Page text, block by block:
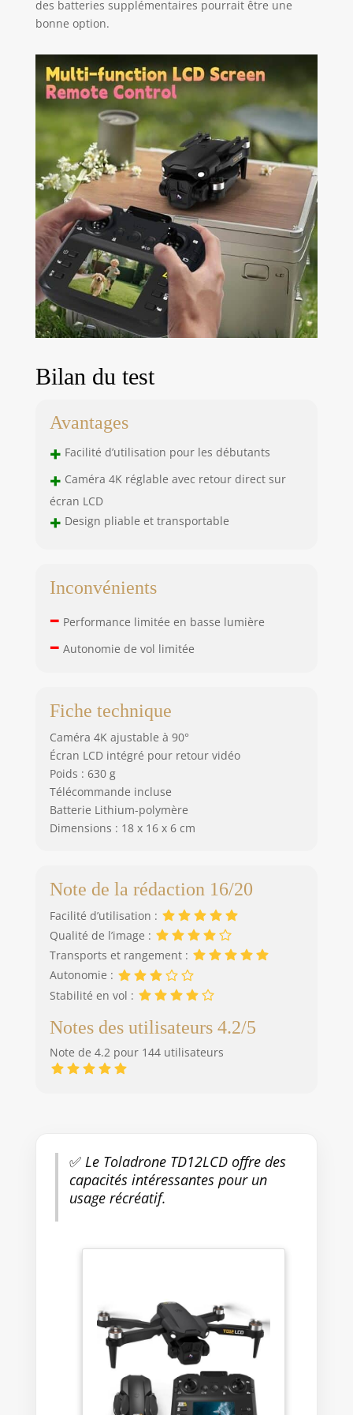
technique.
des batteries supplémentaires pourrait être une
bonne option.
Bilan du test
Avantages
+ Facilité d’utilisation pour les débutants
+ Caméra 4K réglable avec retour direct sur
écran LCD
+ Design pliable et transportable
Inconvénients
– Performance limitée en basse lumière
– Autonomie de vol limitée
Fiche technique
Caméra 4K ajustable à 90°
Écran LCD intégré pour retour vidéo
Poids : 630 g
Télécommande incluse
Batterie Lithium-polymère
Dimensions : 18 x 16 x 6 cm
Note de la rédaction 16/20
Facilité d’utilisation :
Qualité de l’image :
Transports et rangement :
Autonomie :
Stabilité en vol :
Notes des utilisateurs 4.2/5
Note de 4.2 pour 144 utilisateurs
✅Le Toladrone TD12LCD offre des
capacités intéressantes pour un
usage récréatif.